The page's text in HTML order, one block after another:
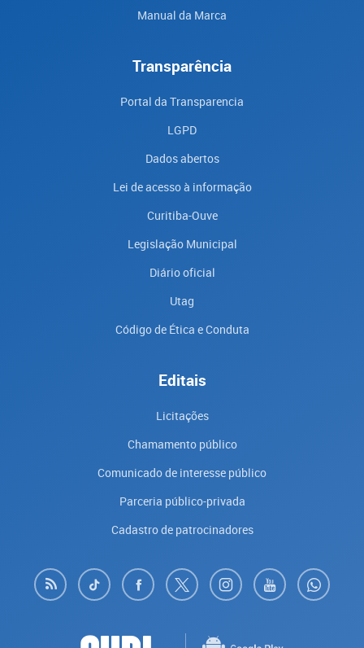
Manual da Marca
Transparência
Portal da Transparencia
LGPD
Dados abertos
Lei de acesso à informação
Curitiba-Ouve
Legislação Municipal
Diário oficial
Utag
Código de Ética e Conduta
Editais
Licitações
Chamamento público
Comunicado de interesse público
Parceria público-privada
Cadastro de patrocinadores